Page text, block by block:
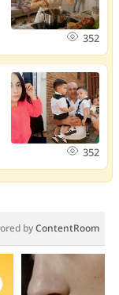
352
352
byContentRoom